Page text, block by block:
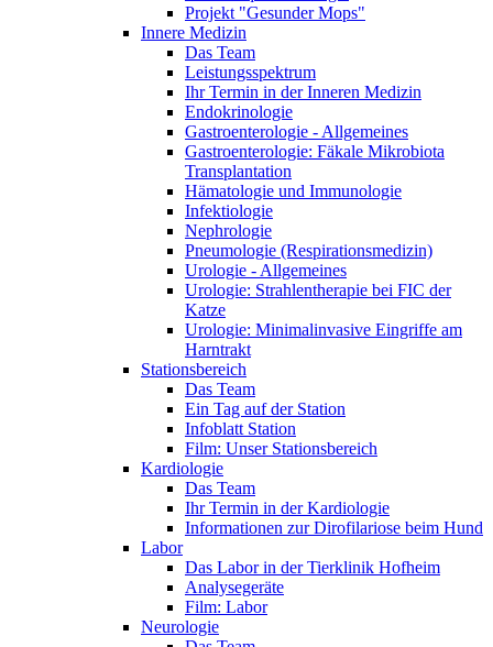
Projekt "Gesunder Mops"
Innere Medizin
Das Team
Leistungsspektrum
Ihr Termin in der Inneren Medizin
Endokrinologie
Gastroenterologie - Allgemeines
Gastroenterologie: Fäkale Mikrobiota
Transplantation
Hämatologie und Immunologie
Infektiologie
Nephrologie
Pneumologie (Respirationsmedizin)
Urologie - Allgemeines
Urologie: Strahlentherapie bei FIC der
Katze
Urologie: Minimalinvasive Eingriffe am
Harntrakt
Stationsbereich
Das Team
Ein Tag auf der Station
Infoblatt Station
Film: Unser Stationsbereich
Kardiologie
Das Team
Ihr Termin in der Kardiologie
Informationen zur Dirofilariose beim Hund
Labor
Das Labor in der Tierklinik Hofheim
Analysegeräte
Film: Labor
Neurologie